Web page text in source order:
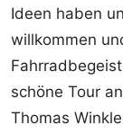
Ideen haben
willkommen
schöne Tour
Thomas